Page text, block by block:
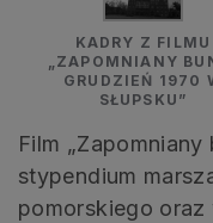
KADRY Z FILMU
„ZAPOMNIANY
GRUDZIEŃ 1970
SŁUPSKU”
Film
stypendium
pomorskiego